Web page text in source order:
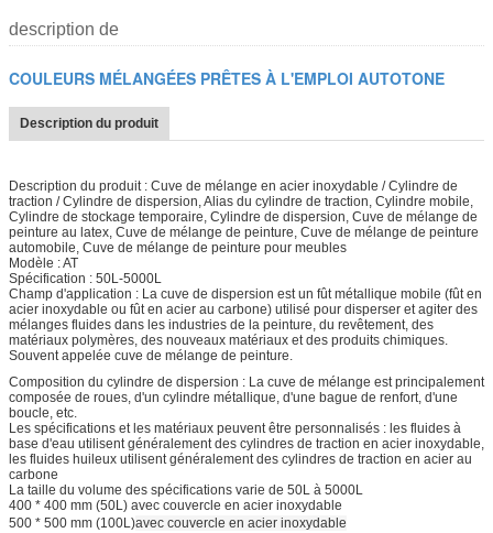
description de
COULEURS MÉLANGÉES PRÊTES À L'EMPLOI AUTOTONE
Description du produit
Description du produit : Cuve de mélange en acier inoxydable / Cylindre de
traction / Cylindre de dispersion, Alias ​​du cylindre de traction, Cylindre mobile,
Cylindre de stockage temporaire, Cylindre de dispersion, Cuve de mélange de
peinture au latex, Cuve de mélange de peinture, Cuve de mélange de peinture
automobile, Cuve de mélange de peinture pour meubles
Modèle : AT
Spécification : 50L-5000L
Champ d'application : La cuve de dispersion est un fût métallique mobile (fût en
acier inoxydable ou fût en acier au carbone) utilisé pour disperser et agiter des
mélanges fluides dans les industries de la peinture, du revêtement, des
matériaux polymères, des nouveaux matériaux et des produits chimiques.
Souvent appelée cuve de mélange de peinture.
Composition du cylindre de dispersion : La cuve de mélange est principalement
composée de roues, d'un cylindre métallique, d'une bague de renfort, d'une
boucle, etc.
Les spécifications et les matériaux peuvent être personnalisés : les fluides à
base d'eau utilisent généralement des cylindres de traction en acier inoxydable,
les fluides huileux utilisent généralement des cylindres de traction en acier au
carbone
La taille du volume des spécifications varie de 50L à 5000L
400 * 400 mm (50L) avec couvercle en acier inoxydable
500 * 500 mm (100L)avec couvercle en acier inoxydable